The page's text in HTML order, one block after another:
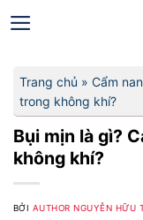
qua
Trang chủ » Cẩm
trong không khí?
Bụi mịn là gì?
không khí?
BỞI AUTHOR NGUYỄN HỮU